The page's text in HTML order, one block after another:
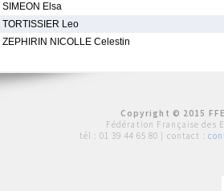
SIMEON Elsa
TORTISSIER Leo
ZEPHIRIN NICOLLE Celestin
Copyright © 2015
Fédération Française des
tél : 01 39 44 65 80 | contact :